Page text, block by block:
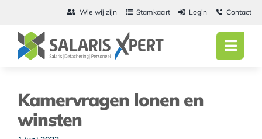
inhoud
Wie wij zijn Stamkaart Login Contact
Kamervragen lonen en
winsten